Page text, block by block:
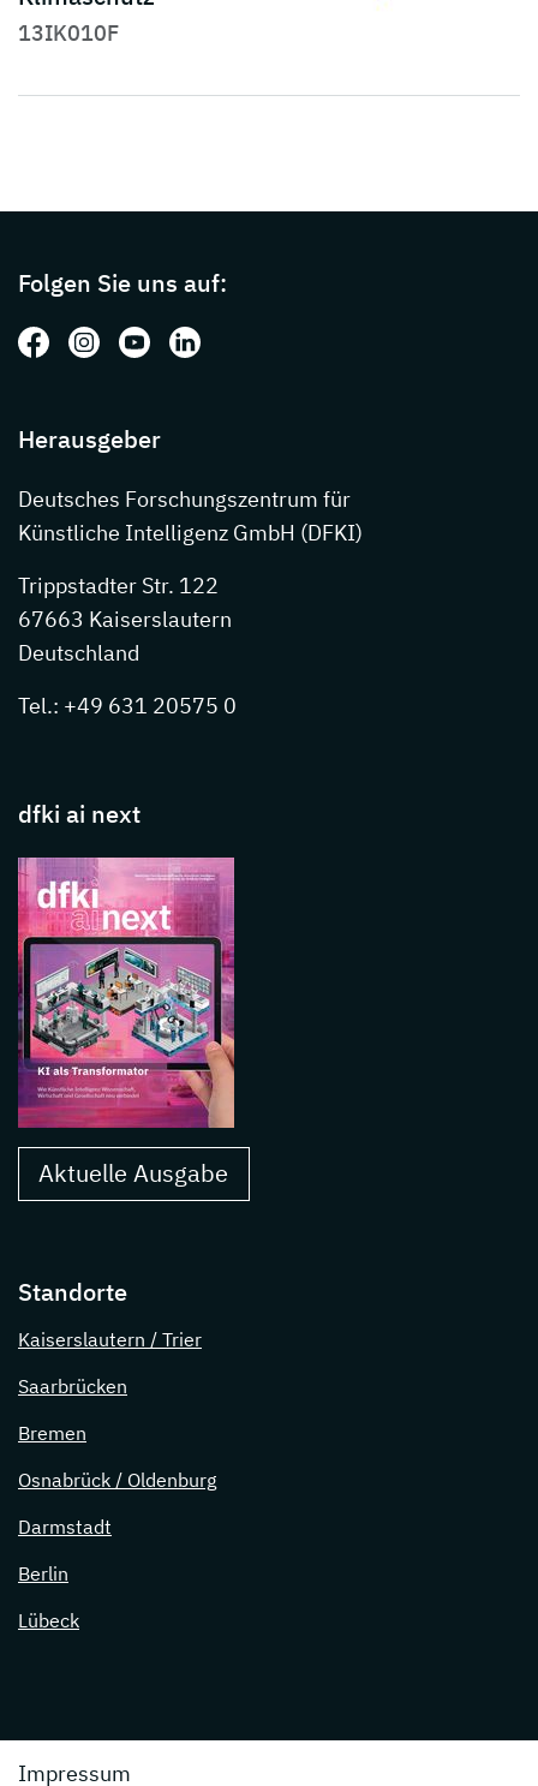
13IK010F
Folgen Sie uns auf:
Folgen Sie uns auf: Facebook
Folgen Sie uns auf: Instagram
Folgen Sie uns auf: Youtube
Folgen Sie uns auf: LinkedIn
Herausgeber
Deutsches Forschungszentrum für
Künstliche Intelligenz GmbH (DFKI)
Trippstadter Str. 122
67663 Kaiserslautern
Deutschland
Tel.: +49 631 20575 0
dfki ai next
Aktuelle Ausgabe
Standorte
Kaiserslautern / Trier
Saarbrücken
Bremen
Osnabrück / Oldenburg
Darmstadt
Berlin
Lübeck
Impressum